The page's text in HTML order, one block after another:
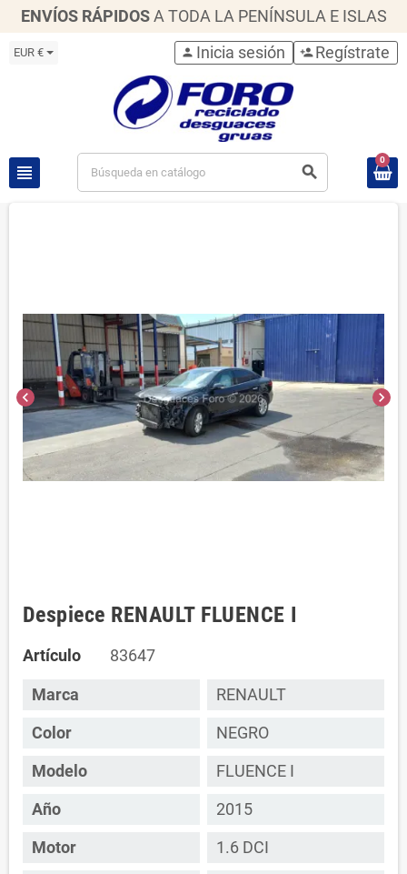
ENVÍOS RÁPIDOS A TODA LA PENÍNSULA E ISLAS
EUR €
view_headline search
person Inicia sesión person_add Regístrate
0
chevron_left chevron_right
Despiece RENAULT FLUENCE I
Artículo 83647
Marca
RENAULT
Color
NEGRO
Modelo
FLUENCE I
Año
2015
Motor
1.6 DCI